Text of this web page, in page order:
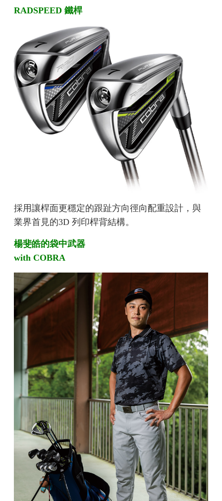
RADSPEED 鐵桿
採用讓桿面更穩定的跟趾方向徑向配重設計，與
業界首見的3D 列印桿背結構。
楊斐皓的袋中武器
with COBRA